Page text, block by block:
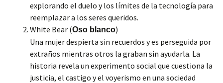
explorando el duelo y los límites de la tecnología para
reemplazar a los seres queridos.
White Bear (Oso blanco)
Una mujer despierta sin recuerdos y es perseguida por
extraños mientras otros la graban sin ayudarla. La
historia revela un experimento social que cuestiona la
justicia, el castigo y el voyerismo en una sociedad